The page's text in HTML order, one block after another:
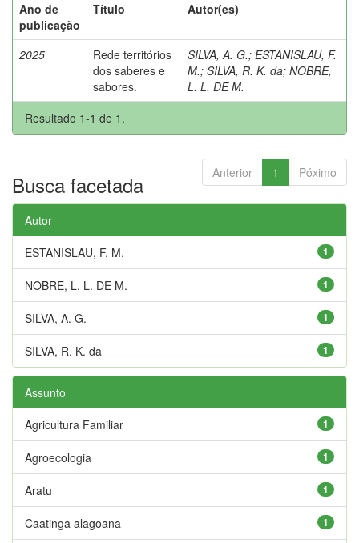
Ano de
publicação
Título Autor(es)
2025
Rede territórios
dos saberes e
sabores.
SILVA, A. G.; ESTANISLAU, F.
M.; SILVA, R. K. da; NOBRE,
L. L. DE M.
Resultado 1-1 de 1.
Anterior 1 Póximo
Busca facetada
Autor
1
ESTANISLAU, F. M.
1
NOBRE, L. L. DE M.
1
SILVA, A. G.
1
SILVA, R. K. da
Assunto
1
Agricultura Familiar
1
Agroecologia
1
Aratu
1
Caatinga alagoana